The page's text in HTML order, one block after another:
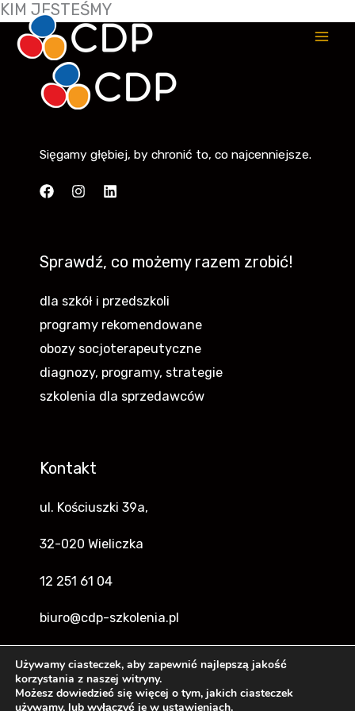
Przejdź
treści
KIM JESTEŚMY
Sięgamy głębiej, by chronić to, co najcenniejsze.
Sprawdź, co możemy razem zrobić!
dla szkół i przedszkoli
programy rekomendowane
obozy socjoterapeutyczne
diagnozy, programy, strategie
szkolenia dla sprzedawców
Kontakt
ul. Kościuszki 39a,
32-020 Wieliczka
12 251 61 04
biuro@cdp-szkolenia.pl
Copyright © 2026 Centrum Działań Profilaktycznych
Używamy ciasteczek, aby zapewnić najlepszą jakość
korzystania z naszej witryny.
Możesz dowiedzieć się więcej o tym, jakich ciasteczek
używamy, lub wyłączyć je w ustawieniach.